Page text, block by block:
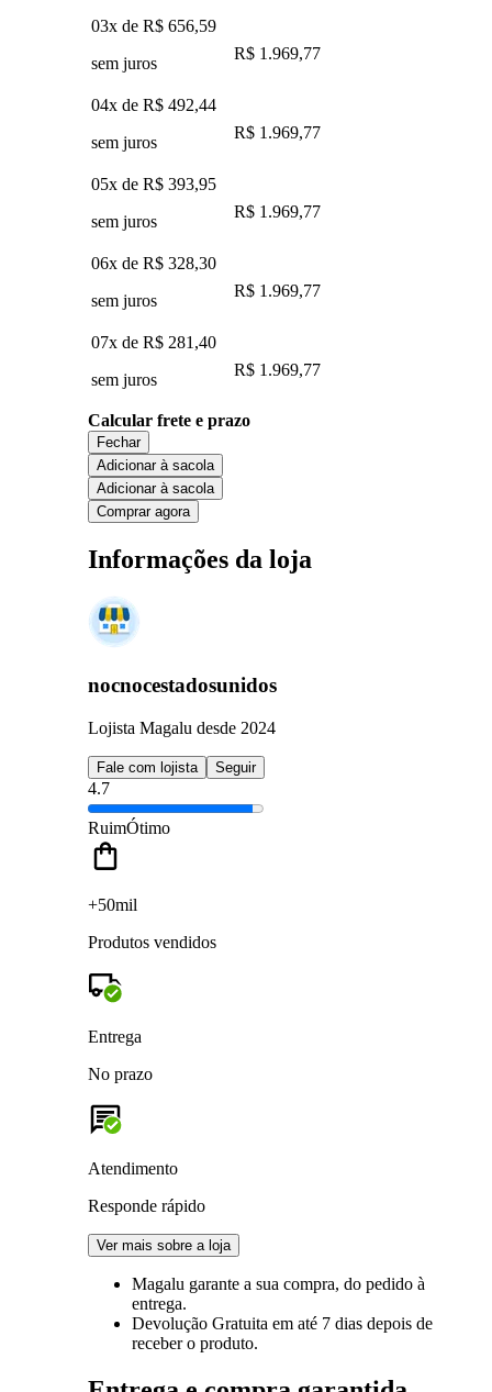
03x de R$ 656,59
sem juros
R$ 1.969,77
04x de R$ 492,44
sem juros
R$ 1.969,77
05x de R$ 393,95
sem juros
R$ 1.969,77
06x de R$ 328,30
sem juros
R$ 1.969,77
07x de R$ 281,40
sem juros
R$ 1.969,77
Calcular frete e prazo
Fechar
Adicionar à sacola
Adicionar à sacola
Comprar agora
Informações da loja
nocnocestadosunidos
Lojista Magalu desde 2024
Fale com lojista Seguir
4.7
RuimÓtimo
+50mil
Produtos vendidos
Entrega
No prazo
Atendimento
Responde rápido
Ver mais sobre a loja
Magalu garante a sua compra, do pedido à
entrega.
Devolução Gratuita em até 7 dias depois de
receber o produto.